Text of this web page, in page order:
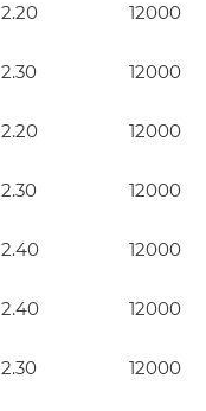
2.20 12000
2.30 12000
2.20 12000
2.30 12000
2.40 12000
2.40 12000
2.30 12000